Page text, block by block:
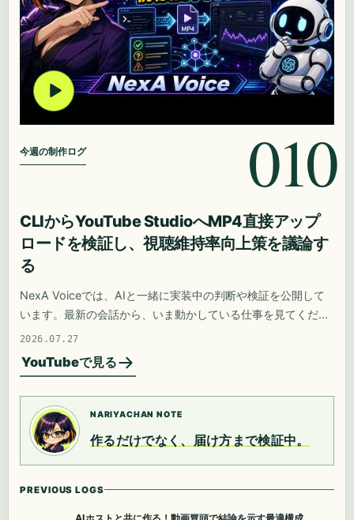
今週の制作ログ 010
CLIからYouTube StudioへMP4直接アップ
ロードを検証し、視聴維持率向上策を議論す
る
NexA Voiceでは、AIと一緒に実装中の判断や検証を公開して
います。最新の会話から、いま動かしている仕事を見てくださ
い。
2026.07.27
YouTubeで見る
NARIYACHAN NOTE
作るだけでなく、届け方まで検証中。
PREVIOUS LOGS